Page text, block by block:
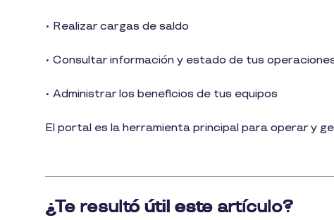
• Realizar cargas de saldo
• Consultar información y estado de tus
• Administrar los beneficios de tus equipos
El portal es la herramienta principal para operar y